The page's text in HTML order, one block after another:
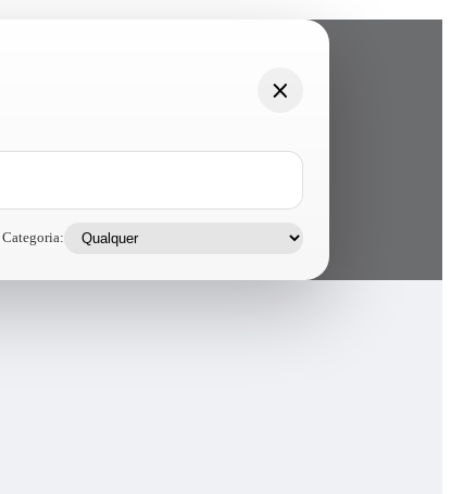
Categoria: